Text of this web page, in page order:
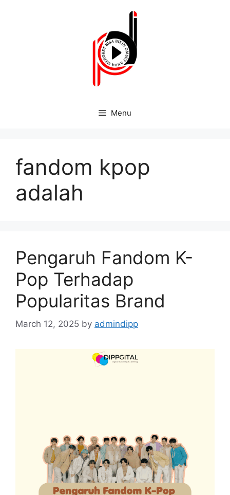
Menu
fandom kpop
adalah
Pengaruh Fandom K-
Pop Terhadap
Popularitas Brand
March 12, 2025 by admindipp